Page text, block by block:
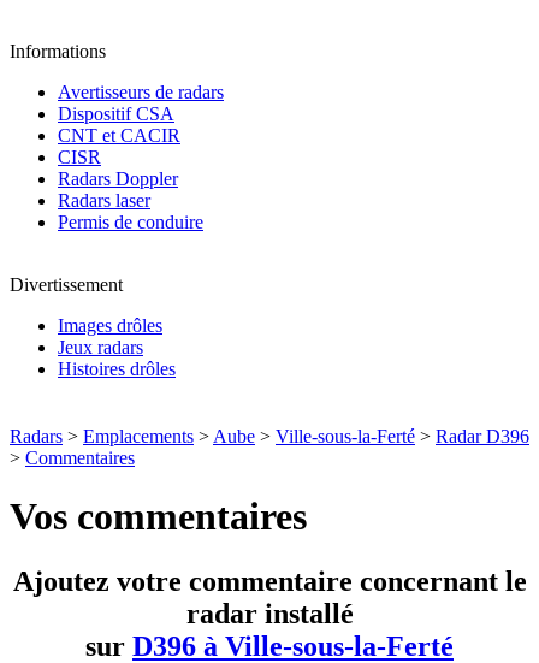
Informations
Avertisseurs de radars
Dispositif CSA
CNT et CACIR
CISR
Radars Doppler
Radars laser
Permis de conduire
Divertissement
Images drôles
Jeux radars
Histoires drôles
Radars > Emplacements > Aube > Ville-sous-la-Ferté > Radar D396
> Commentaires
Vos commentaires
Ajoutez votre commentaire concernant le
radar installé
sur D396 à Ville-sous-la-Ferté